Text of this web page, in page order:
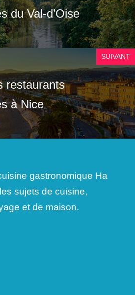
du Val-d’Oise
SUIVANT
restaurants
à Nice
gastronomique Ha
sujets de cuisine,
et de maison.